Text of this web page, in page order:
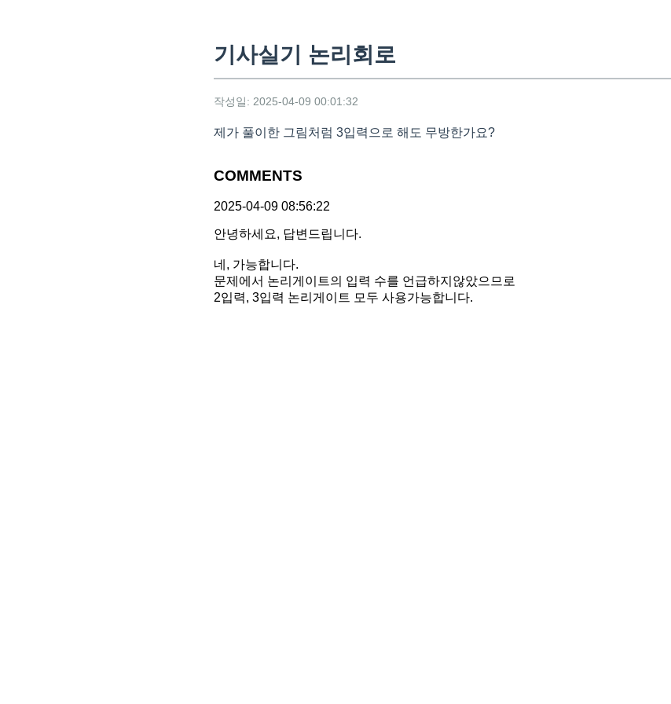
기사실기 논리회로
작성일: 2025-04-09 00:01:32
제가 풀이한 그림처럼 3입력으로 해도 무방한가요?
COMMENTS
2025-04-09 08:56:22
안녕하세요, 답변드립니다.
네, 가능합니다.
문제에서 논리게이트의 입력 수를 언급하지않았으므로
2입력, 3입력 논리게이트 모두 사용가능합니다.